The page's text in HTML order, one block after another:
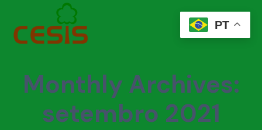
Monthly Archives:
setembro 2021
PT